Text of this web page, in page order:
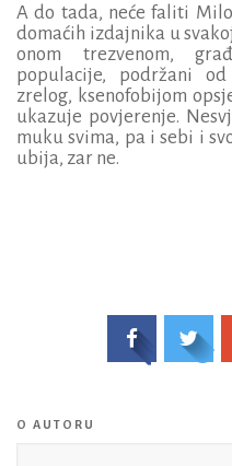
A do tada, neće faliti
domaćih izdajnika u
onom trezvenom,
populacije, podržani
zrelog, ksenofobijom
ukazuje povjerenje.
muku svima, pa i sebi i
ubija, zar ne.
O AUTORU